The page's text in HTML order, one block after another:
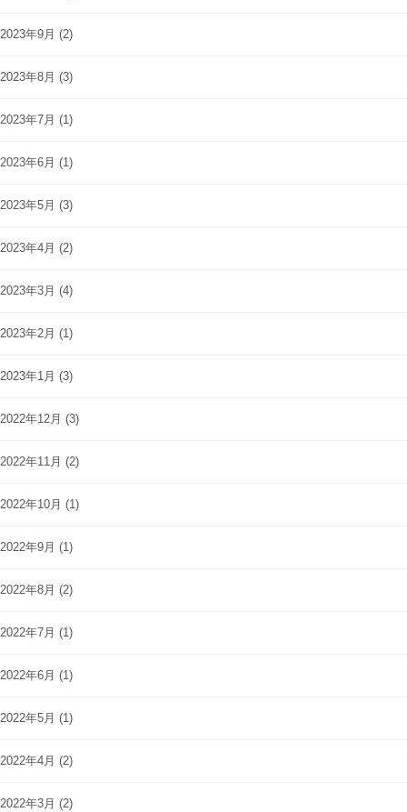
2023年9月 (2)
2023年8月 (3)
2023年7月 (1)
2023年6月 (1)
2023年5月 (3)
2023年4月 (2)
2023年3月 (4)
2023年2月 (1)
2023年1月 (3)
2022年12月 (3)
2022年11月 (2)
2022年10月 (1)
2022年9月 (1)
2022年8月 (2)
2022年7月 (1)
2022年6月 (1)
2022年5月 (1)
2022年4月 (2)
2022年3月 (2)